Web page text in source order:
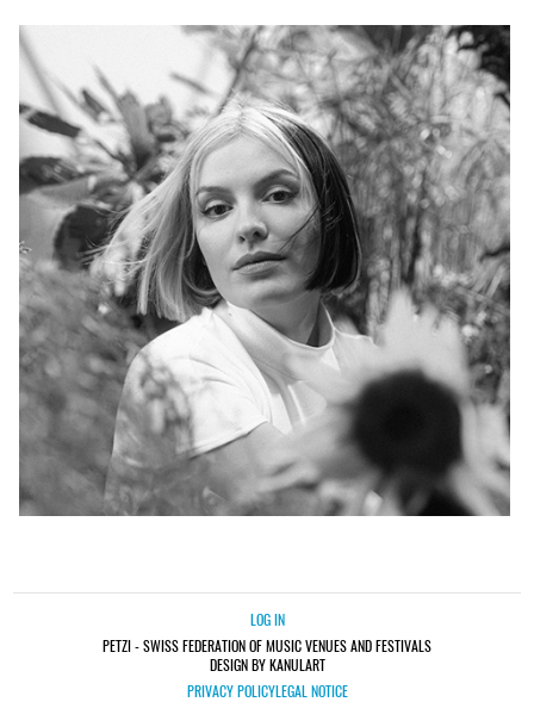
LOG IN
PETZI - SWISS FEDERATION OF MUSIC VENUES AND FESTIVALS
DESIGN BY KANULART
PRIVACY POLICYLEGAL NOTICE